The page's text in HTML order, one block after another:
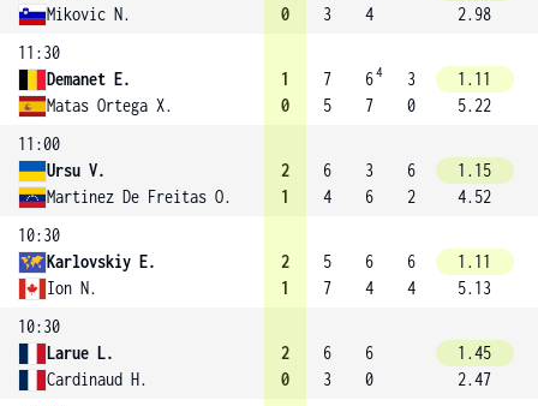
Mikovic N.
0
3
4
2.98
11:30
Demanet E.
Matas Ortega X.
1
0
7
5
64
7
3
0
1.11
5.22
11:00
Ursu V.
Martinez De Freitas O.
2
1
6
4
3
6
6
2
1.15
4.52
10:30
Karlovskiy E.
Ion N.
2
1
5
7
6
4
6
4
1.11
5.13
10:30
Larue L.
Cardinaud H.
2
0
6
3
6
0
1.45
2.47